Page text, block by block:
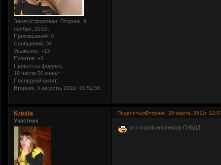
Зарегистрирован: Вторник, 9
ноября, 2010г.
Приглашений: 0
Сообщений: 34
Уважение: +13
Позитив: +3
Провел на форуме:
19 часов 56 минут
Последний визит:
Вторник, 9 августа, 2011г. 00:52:56
ПоделитьсяВторник, 29 марта, 2011г.
Kresta
Участник
ого отроф инспектор ГИБДД